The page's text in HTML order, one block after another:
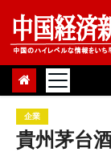
Skip
content
企業
貴州茅台